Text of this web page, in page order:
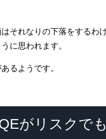
それなりの下落をする
に思われます。
るようです。
がリスクで